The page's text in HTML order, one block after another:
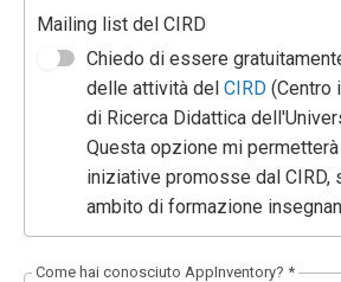
Mailing list del CIRD
Chiedo di essere
delle attività delCIRD (Centro
di Ricerca Didattica
Questa opzione mi
iniziative promosse dal CIRD,
ambito di formazione
Come hai conosciuto AppInventory? *